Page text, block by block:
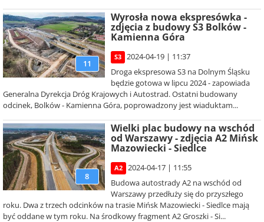
11
Wyrosła nowa ekspresówka -
zdjęcia z budowy S3 Bolków -
Kamienna Góra
S3
2024-04-19 | 11:37
Droga ekspresowa S3 na Dolnym Śląsku
będzie gotowa w lipcu 2024 - zapowiada
Generalna Dyrekcja Dróg Krajowych i Autostrad. Ostatni budowany
odcinek, Bolków - Kamienna Góra, poprowadzony jest wiaduktam...
8
Wielki plac budowy na wschód
od Warszawy - zdjęcia A2 Mińsk
Mazowiecki - Siedlce
A2
2024-04-17 | 11:55
Budowa autostrady A2 na wschód od
Warszawy przedłuży się do przyszłego
roku. Dwa z trzech odcinków na trasie Mińsk Mazowiecki - Siedlce mają
być oddane w tym roku. Na środkowy fragment A2 Groszki - Si...